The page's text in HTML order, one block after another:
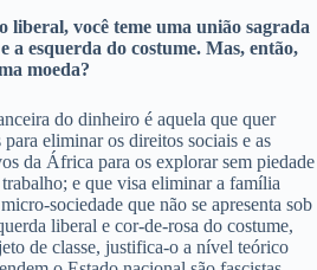
liberal, você teme uma união sagrada
a esquerda do costume. Mas, então,
moeda?
do dinheiro é aquela que quer
eliminar os direitos sociais e as
da África para os explorar sem piedade
e que visa eliminar a família
sociedade que não se apresenta sob
liberal e cor-de-rosa do costume,
de classe, justifica-o a nível teórico